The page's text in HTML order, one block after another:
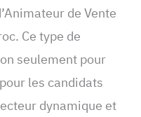
de Vente
Ce type de
seulement pour
les candidats
dynamique et